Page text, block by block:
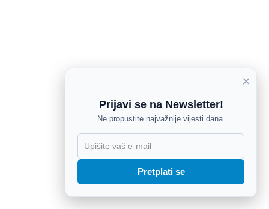
×
Prijavi se na Newsletter!
Ne propustite najvažnije vijesti dana.
Pretplati se